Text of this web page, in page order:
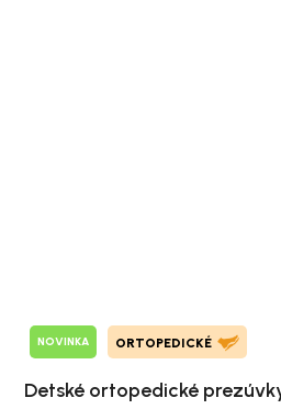
NOVINKA ORTOPEDICKÉ
Detské ortopedické